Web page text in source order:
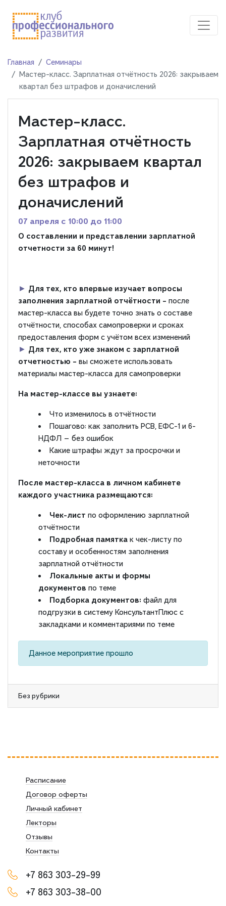
Главная
Семинары
Мастер-класс. Зарплатная отчётность 2026: закрываем
квартал без штрафов и доначислений
Мастер-класс.
Зарплатная отчётность
2026: закрываем квартал
без штрафов и
доначислений
07 апреля c 10:00 до 11:00
О составлении и представлении зарплатной
отчетности за 60 минут!
► Для тех, кто впервые изучает вопросы
заполнения зарплатной отчётности – после
мастер-класса вы будете точно знать о составе
отчётности, способах самопроверки и сроках
предоставления форм с учётом всех изменений
► Для тех, кто уже знаком с зарплатной
отчетностью – вы сможете использовать
материалы мастер-класса для самопроверки
На мастер-классе вы узнаете:
Что изменилось в отчётности
Пошагово: как заполнить РСВ, ЕФС-1 и 6-
НДФЛ — без ошибок
Какие штрафы ждут за просрочки и
неточности
После мастер-класса в личном кабинете
каждого участника размещаются:
Чек-лист по оформлению зарплатной
отчётности
Подробная памятка к чек-листу по
составу и особенностям заполнения
зарплатной отчётности
Локальные акты и формы
документов по теме
Подборка документов: файл для
подгрузки в систему КонсультантПлюс с
закладками и комментариями по теме
Данное мероприятие прошло
Без рубрики
Расписание
Договор оферты
Личный кабинет
Лекторы
Отзывы
Контакты
+7 863 303-29-99
+7 863 303-38-00